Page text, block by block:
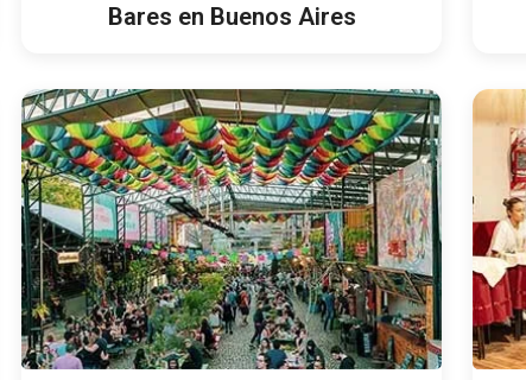
Bares en Buenos Aires